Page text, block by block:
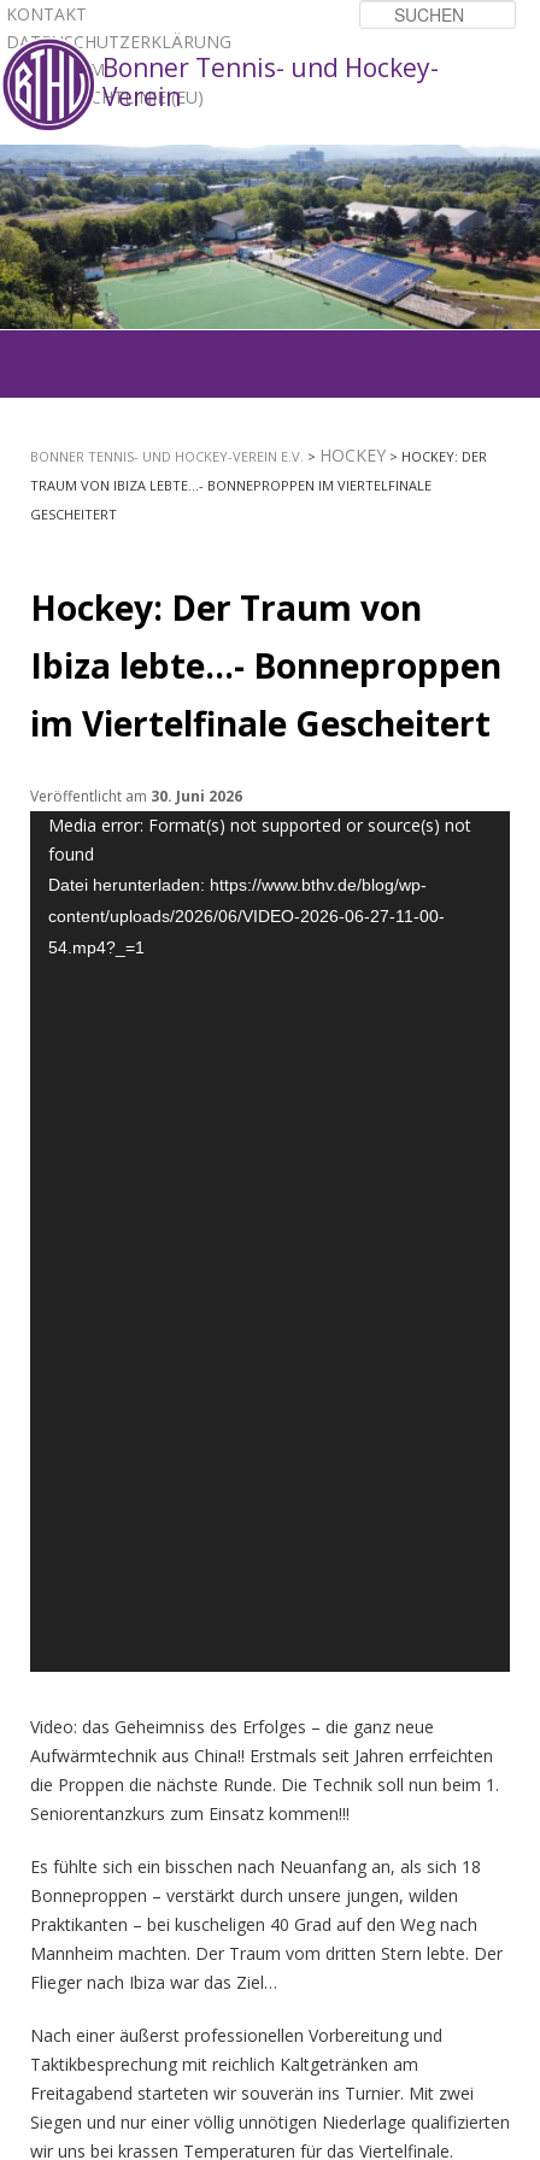
KONTAKT
DATENSCHUTZERKLÄRUNG
IMPRESSUM
COOKIE-RICHTLINIE (EU)
Bonner Tennis- und Hockey-
Verein
1 2 3
INHALT
SPRINGEN
BONNER TENNIS- UND HOCKEY-VEREIN E.V. > HOCKEY > HOCKEY: DER
TRAUM VON IBIZA LEBTE…- BONNEPROPPEN IM VIERTELFINALE
GESCHEITERT
Hockey: Der Traum von
Ibiza lebte…- Bonneproppen
im Viertelfinale Gescheitert
Veröffentlicht am 30. Juni 2026
Video-
Player
Media error: Format(s) not supported or source(s) not
found
Datei herunterladen: https://www.bthv.de/blog/wp-
content/uploads/2026/06/VIDEO-2026-06-27-11-00-
54.mp4?_=1
Video: das Geheimniss des Erfolges – die ganz neue
Aufwärmtechnik aus China!! Erstmals seit Jahren errfeichten
die Proppen die nächste Runde. Die Technik soll nun beim 1.
Seniorentanzkurs zum Einsatz kommen!!!
Es fühlte sich ein bisschen nach Neuanfang an, als sich 18
Bonneproppen – verstärkt durch unsere jungen, wilden
Praktikanten – bei kuscheligen 40 Grad auf den Weg nach
Mannheim machten. Der Traum vom dritten Stern lebte. Der
Flieger nach Ibiza war das Ziel…
Nach einer äußerst professionellen Vorbereitung und
Taktikbesprechung mit reichlich Kaltgetränken am
Freitagabend starteten wir souverän ins Turnier. Mit zwei
Siegen und nur einer völlig unnötigen Niederlage qualifizierten
wir uns bei krassen Temperaturen für das Viertelfinale.